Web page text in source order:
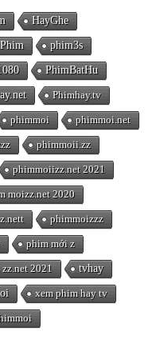
HayGhe
phim3s
PhimBatHu
Phimhay.tv
phimmoi phimmoi.net
phimmoii.zz
phimmoiizz.net 2021
moizz.net 2020
phimmoizzz
phim mới z
2021 tvhay
xem phim hay tv